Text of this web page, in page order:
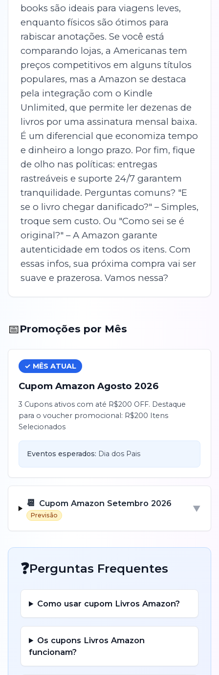
books são ideais para viagens leves,
enquanto físicos são ótimos para
rabiscar anotações. Se você está
comparando lojas, a Americanas tem
preços competitivos em alguns títulos
populares, mas a Amazon se destaca
pela integração com o Kindle
Unlimited, que permite ler dezenas de
livros por uma assinatura mensal baixa.
É um diferencial que economiza tempo
e dinheiro a longo prazo. Por fim, fique
de olho nas políticas: entregas
rastreáveis e suporte 24/7 garantem
tranquilidade. Perguntas comuns? "E
se o livro chegar danificado?" – Simples,
troque sem custo. Ou "Como sei se é
original?" – A Amazon garante
autenticidade em todos os itens. Com
essas infos, sua próxima compra vai ser
suave e prazerosa. Vamos nessa?
📅Promoções por Mês
✓ MÊS ATUAL
Cupom Amazon Agosto 2026
3 Cupons ativos com até R$200 OFF. Destaque
para o voucher promocional: R$200 Itens
Selecionados
Eventos esperados: Dia dos Pais
📆 CupomAmazon Setembro 2026
Previsão
▼
❓Perguntas Frequentes
Como usar cupom Livros Amazon?
Os cupons Livros Amazon
funcionam?